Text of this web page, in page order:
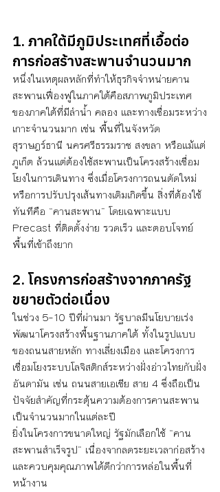
1. ภาคใต้มีภูมิประเทศที่เอื้อต่อ
การก่อสร้างสะพานจำนวนมาก
หนึ่งในเหตุผลหลักที่ทำให้ธุรกิจจำหน่ายคาน
สะพานเฟื่องฟูในภาคใต้คือสภาพภูมิประเทศ
ของภาคใต้ที่มีลำน้ำ คลอง และทางเชื่อมระหว่าง
เกาะจำนวนมาก เช่น พื้นที่ในจังหวัด
สุราษฎร์ธานี นครศรีธรรมราช สงขลา หรือแม้แต่
ภูเก็ต ล้วนแต่ต้องใช้สะพานเป็นโครงสร้างเชื่อม
โยงในการเดินทาง ซึ่งเมื่อโครงการถนนตัดใหม่
หรือการปรับปรุงเส้นทางเดิมเกิดขึ้น สิ่งที่ต้องใช้
ทันทีคือ “คานสะพาน” โดยเฉพาะแบบ
Precast ที่ติดตั้งง่าย รวดเร็ว และตอบโจทย์
พื้นที่เข้าถึงยาก
2. โครงการก่อสร้างจากภาครัฐ
ขยายตัวต่อเนื่อง
ในช่วง 5–10 ปีที่ผ่านมา รัฐบาลมีนโยบายเร่ง
พัฒนาโครงสร้างพื้นฐานภาคใต้ ทั้งในรูปแบบ
ของถนนสายหลัก ทางเลี่ยงเมือง และโครงการ
เชื่อมโยงระบบโลจิสติกส์ระหว่างฝั่งอ่าวไทยกับฝั่ง
อันดามัน เช่น ถนนสายเอเชีย สาย 4 ซึ่งถือเป็น
ปัจจัยสำคัญที่กระตุ้นความต้องการคานสะพาน
เป็นจำนวนมากในแต่ละปี
ยิ่งในโครงการขนาดใหญ่ รัฐมักเลือกใช้ “คาน
สะพานสำเร็จรูป” เนื่องจากลดระยะเวลาก่อสร้าง
และควบคุมคุณภาพได้ดีกว่าการหล่อในพื้นที่
หน้างาน